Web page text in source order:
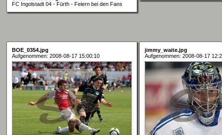
FC Ingolstadt 04 - Fürth - Feiern bei den Fans
BOE_0354.jpg
Aufgenommen: 2008-08-17 15:00:10
jimmy_waite.jpg
Aufgenommen: 2008-08-17